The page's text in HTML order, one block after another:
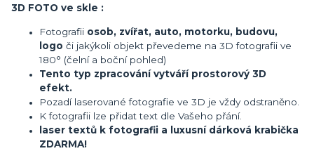
3D FOTO ve skle :
Fotografii osob, zvířat, auto, motorku, budovu,
logo či jakýkoli objekt převedeme na 3D fotografii ve
180° (čelní a boční pohled)
Tento typ zpracování vytváří prostorový 3D
efekt.
Pozadí laserované fotografie ve 3D je vždy odstraněno.
K fotografii lze přidat text dle Vašeho přání.
laser textů k fotografii a luxusní dárková krabička
ZDARMA!